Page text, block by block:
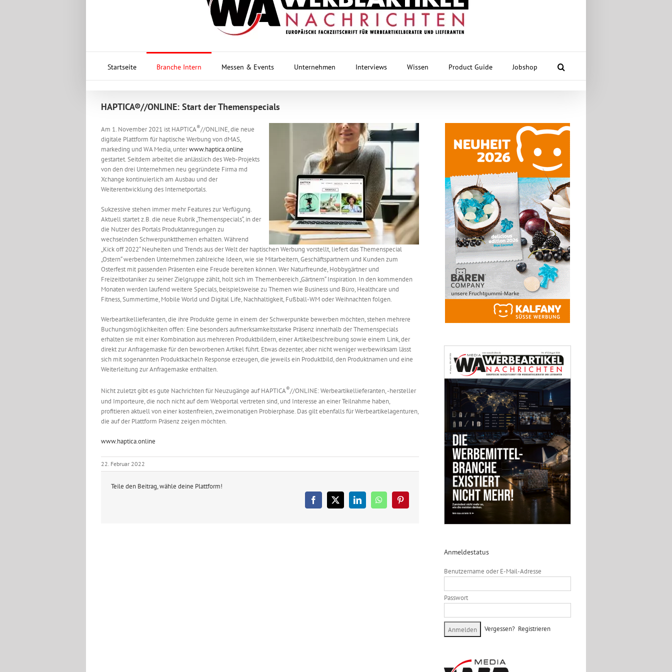
Startseite Branche Intern Messen & Events Unternehmen Interviews Wissen Product Guide Jobshop
HAPTICA®//ONLINE: Start der Themenspecials
Am 1. November 2021 ist HAPTICA®//ONLINE, die neue
digitale Plattform für haptische Werbung von dMAS,
markeding und WA Media, unterwww.haptica.online
gestartet. Seitdem arbeitet die anlässlich des Web-Projekts
von den drei Unternehmen neu gegründete Firma md
Xchange kontinuierlich am Ausbau und der
Weiterentwicklung des Internetportals.
Sukzessive stehen immer mehr Features zur Verfügung.
Aktuell startet z.B. die neue Rubrik „Themenspecials“, in der
die Nutzer des Portals Produktanregungen zu
wechselnden Schwerpunktthemen erhalten. Während
„Kick off 2022“ Neuheiten und Trends aus der Welt der haptischen Werbung vorstellt, liefert das Themenspecial
„Ostern“ werbenden Unternehmen zahlreiche Ideen, wie sie Mitarbeitern, Geschäftspartnern und Kunden zum
Osterfest mit passenden Präsenten eine Freude bereiten können. Wer Naturfreunde, Hobbygärtner und
Freizeitbotaniker zu seiner Zielgruppe zählt, holt sich im Themenbereich „Gärtnern“ Inspiration. In den kommenden
Monaten werden laufend weitere Specials, beispielsweise zu Themen wie Business und Büro, Healthcare und
Fitness, Summertime, Mobile World und Digital Life, Nachhaltigkeit, Fußball-WM oder Weihnachten folgen.
Werbeartikellieferanten, die ihre Produkte gerne in einem der Schwerpunkte bewerben möchten, stehen mehrere
Buchungsmöglichkeiten offen: Eine besonders aufmerksamkeitsstarke Präsenz innerhalb der Themenspecials
erhalten sie mit einer Kombination aus mehreren Produktbildern, einer Artikelbeschreibung sowie einem Link, der
direkt zur Anfragemaske für den beworbenen Artikel führt. Etwas dezenter, aber nicht weniger werbewirksam lässt
sich mit sogenannten Produktkacheln Response erzeugen, die jeweils ein Produktbild, den Produktnamen und eine
Weiterleitung zur Anfragemaske enthalten.
Nicht zuletzt gibt es gute Nachrichten für Neuzugänge auf HAPTICA®//ONLINE: Werbeartikellieferanten, -hersteller
und Importeure, die noch nicht auf dem Webportal vertreten sind, und Interesse an einer Teilnahme haben,
profitieren aktuell von einer kostenfreien, zweimonatigen Probierphase. Das gilt ebenfalls für Werbeartikelagenturen,
die auf der Plattform Präsenz zeigen möchten.
www.haptica.online
22. Februar 2022
Teile den Beitrag, wähle deine Plattform!
Facebook
X LinkedInWhatsAppPinterest
Anmeldestatus
Benutzername oder E-Mail-Adresse
Passwort
Vergessen? Registrieren